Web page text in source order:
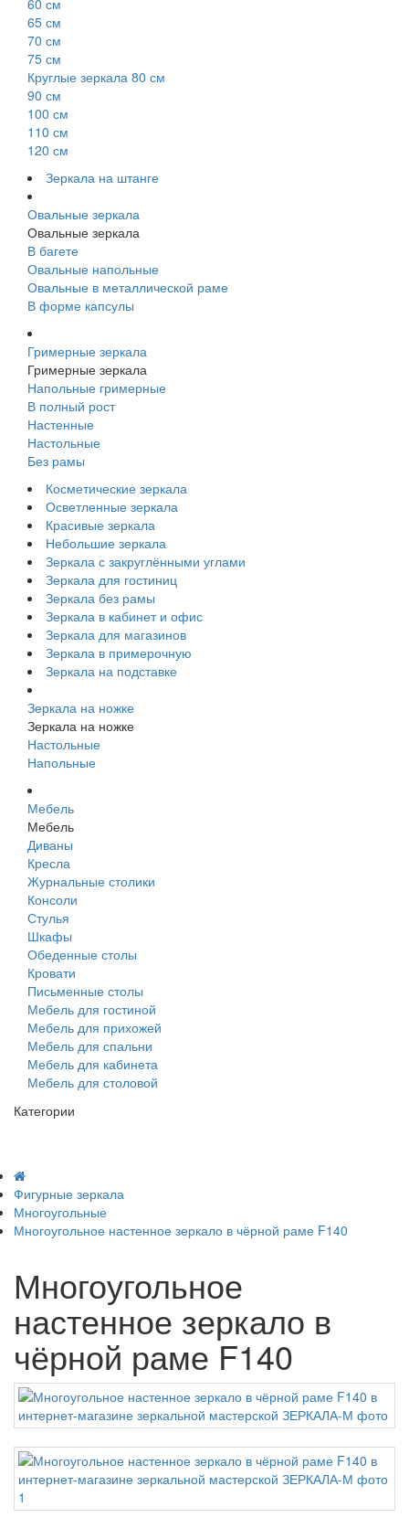
60 см
65 см
70 см
75 см
Круглые зеркала 80 см
90 см
100 см
110 см
120 см
Зеркала на штанге
Овальные зеркала
Овальные зеркала
В багете
Овальные напольные
Овальные в металлической раме
В форме капсулы
Гримерные зеркала
Гримерные зеркала
Напольные гримерные
В полный рост
Настенные
Настольные
Без рамы
Косметические зеркала
Осветленные зеркала
Красивые зеркала
Небольшие зеркала
Зеркала с закруглёнными углами
Зеркала для гостиниц
Зеркала без рамы
Зеркала в кабинет и офис
Зеркала для магазинов
Зеркала в примерочную
Зеркала на подставке
Зеркала на ножке
Зеркала на ножке
Настольные
Напольные
Мебель
Мебель
Диваны
Кресла
Журнальные столики
Консоли
Стулья
Шкафы
Обеденные столы
Кровати
Письменные столы
Мебель для гостиной
Мебель для прихожей
Мебель для спальни
Мебель для кабинета
Мебель для столовой
Категории
Фигурные зеркала
Многоугольные
Многоугольное настенное зеркало в чёрной раме F140
Многоугольное
настенное зеркало в
чёрной раме F140